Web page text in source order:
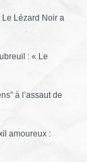
Lézard Noir a
: « Le
à l’assaut de
amoureux :